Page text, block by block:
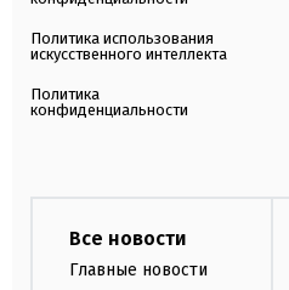
Политика использования
искусственного интеллекта
Политика
конфиденциальности
Все новости
Главные новости